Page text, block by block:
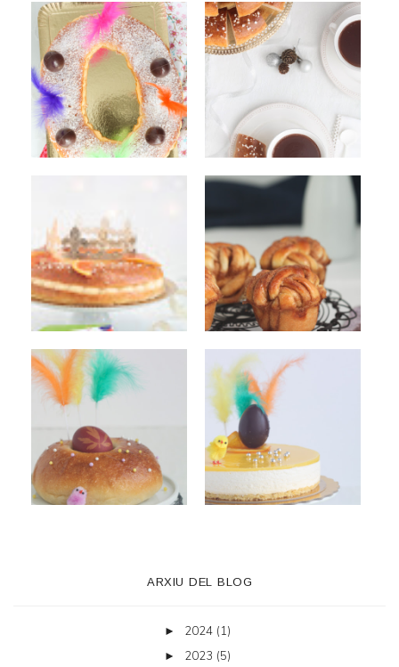
ARXIU DEL BLOG
► 2024 (1)
► 2023 (5)